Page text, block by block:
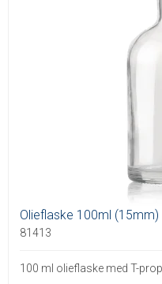
Olieflaske 100ml
81413
100 ml olieflaske med T-prop